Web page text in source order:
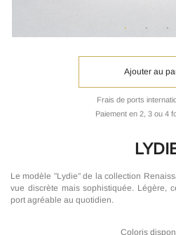
Ajouter au
Frais de ports
Paiement en 2, 3 ou 4
Le modèle "Lydie" de la collection
vue discrète mais sophistiquée. Légère,
port agréable au quotidien.
Coloris